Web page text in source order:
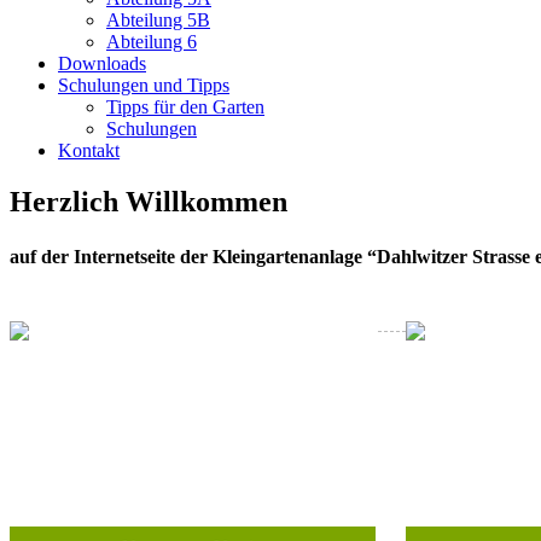
Abteilung 5B
Abteilung 6
Downloads
Schulungen und Tipps
Tipps für den Garten
Schulungen
Kontakt
Herzlich Willkommen
auf der Internetseite der Kleingartenanlage “Dahlwitzer Strasse